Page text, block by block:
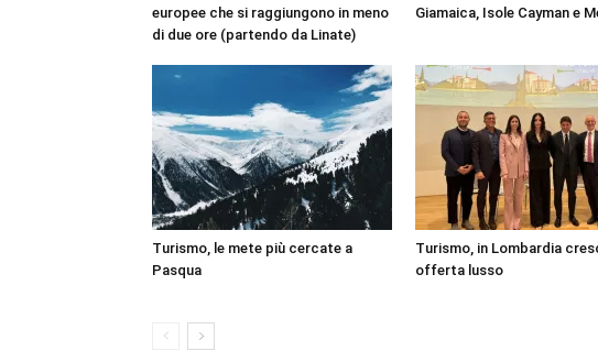
europee che si raggiungono in meno
di due ore (partendo da Linate)
Giamaica, Isole Cayman e
Turismo, le mete più cercate a
Pasqua
Turismo, in Lombardia
offerta lusso